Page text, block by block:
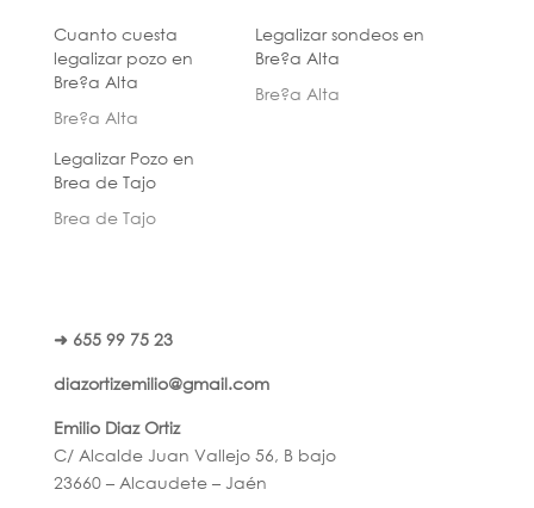
Cuanto cuesta
legalizar pozo en
Bre?a Alta
Bre?a Alta
Legalizar sondeos en
Bre?a Alta
Bre?a Alta
Legalizar Pozo en
Brea de Tajo
Brea de Tajo
➜ 655 99 75 23
diazortizemilio@gmail.com
Emilio Diaz Ortiz
C/ Alcalde Juan Vallejo 56, B bajo
23660 – Alcaudete – Jaén